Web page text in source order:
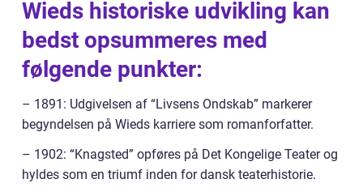
Wieds historiske udvikling kan
bedst opsummeres med
følgende punkter:
– 1891: Udgivelsen af “Livsens Ondskab” markerer
begyndelsen på Wieds karriere som romanforfatter.
– 1902: “Knagsted” opføres på Det Kongelige Teater og
hyldes som en triumf inden for dansk teaterhistorie.